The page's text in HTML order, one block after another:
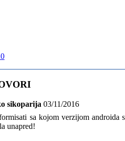
sikoparija 03/11/2016
sa kojom verzijom
unapred!